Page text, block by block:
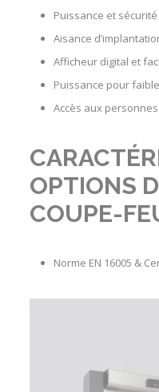
Puissance et sécurité
Aisance
Afficheur digital et
Puissance pour
Accès aux
OPTIONS
COUPE-
Norme EN 16005 &